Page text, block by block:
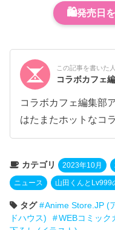
🛍️発売日
この記事を書いた人
コラボカフェ
コラボカフェ編集部
はたまたホットなコ
カテゴリ 2023年10月
ニュース 山田くんとLv999
タグ Anime Store.JP (
ドハウス)
WEBコミック